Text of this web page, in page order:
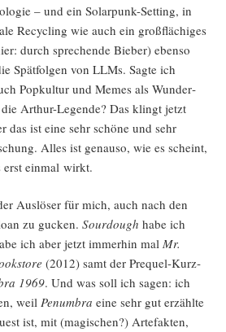
– und ein Solar­punk-Set­ting, in
Recy­cling wie auch ein groß­flä­chi­ges
durch spre­chen­de Bie­ber) eben­so
Spät­fol­gen von LLMs. Sag­te ich
Pop­kul­tur und Memes als Wun­der­
Arthur-Legen­de? Das klingt jetzt
das ist eine sehr schö­ne und sehr
Alles ist genau­so, wie es scheint,
ein­mal wirkt.
Aus­lö­ser für mich, auch nach den
zu gucken. Sourdough habe ich
ich aber jetzt immer­hin mal Mr.
(2012) samt der Pre­quel-Kurz­
1969. Und was soll ich sagen: ich
weil Pen­um­bra eine sehr gut erzähl­te
ist, mit (magi­schen?) Arte­fak­ten,